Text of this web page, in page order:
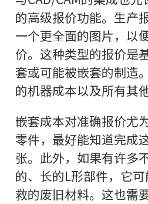
的高级报价功能。生产
一个更全面的图片，以
价。这种类型的报价是
套或可能被嵌套的制造
的机器成本以及所有其
嵌套成本对准确报价尤
零件，最好能知道完成
张。此外，如果有许多
的、长的L形部件，它
救的废旧材料。这也需